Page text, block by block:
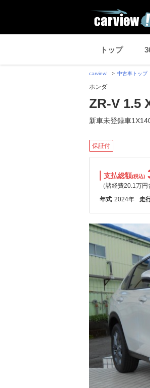
トップ
carview! 中古車トップ
ホンダ
ZR-V 1.5
新車未登録車
保証付
支払総額(税込)
（諸経費20.1万円
年式 2024年 走